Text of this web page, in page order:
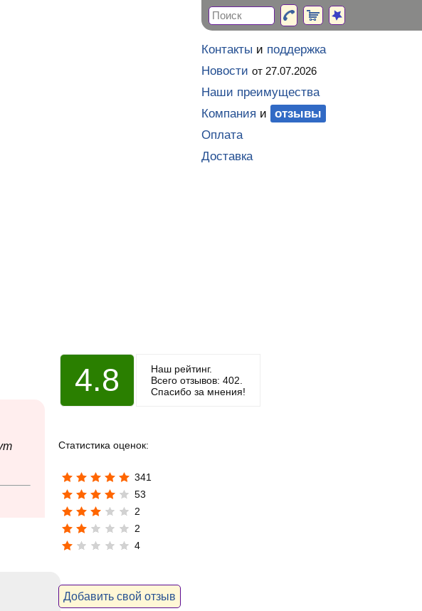
4.8
Наш рейтинг.
Всего отзывов: 402.
Спасибо за мнения!
Статистика оценок:
341
53
2
2
4
Добавить свой отзыв
Контакты и поддержка
Новости от 27.07.2026
Наши преимущества
Компания и
отзывы
Оплата
Доставка